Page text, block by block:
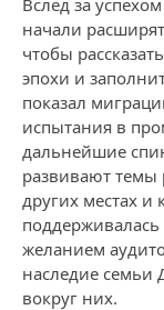
начали
чтобы
эпохи и
показал
испытания в
дальнейшие
развивают темы
других местах и
желанием
наследие семьи
вокруг них.